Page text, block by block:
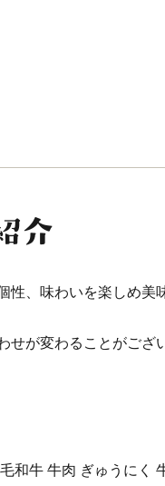
性、味わいを楽しめ美
せが変わることがござ
和牛 牛肉 ぎゅうにく